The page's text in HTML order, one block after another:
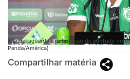
Manoel aguarda a publicação do contrato no
Panda/América)
Compartilhar matéria